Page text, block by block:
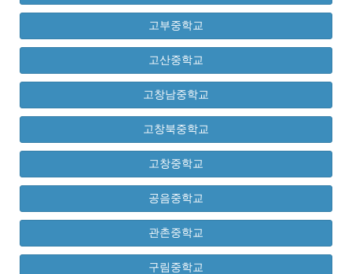
고부중학교
고산중학교
고창남중학교
고창북중학교
고창중학교
공음중학교
관촌중학교
구림중학교